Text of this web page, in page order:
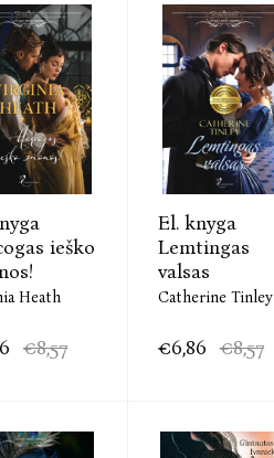
ieško
Heath
€8,57
El. knyga
Lemtingas
valsas
Catherine Tinley
€6,86 €8,57